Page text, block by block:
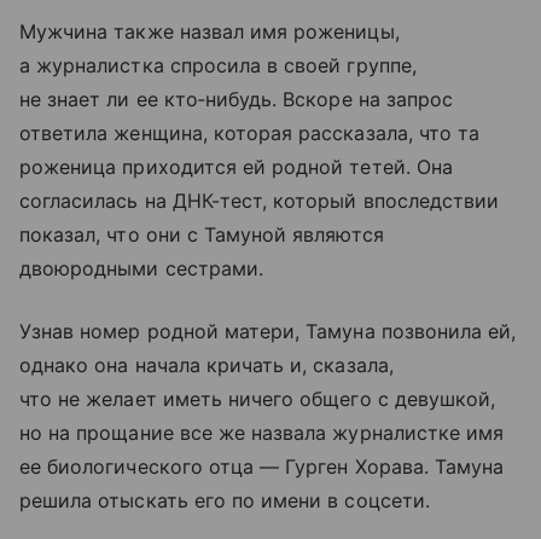
Мужчина также назвал имя роженицы,
а журналистка спросила в своей группе,
не знает ли ее кто‑нибудь. Вскоре на запрос
ответила женщина, которая рассказала, что та
роженица приходится ей родной тетей. Она
согласилась на ДНК-тест, который впоследствии
показал, что они с Тамуной являются
двоюродными сестрами.
Узнав номер родной матери, Тамуна позвонила ей,
однако она начала кричать и, сказала,
что не желает иметь ничего общего с девушкой,
но на прощание все же назвала журналистке имя
ее биологического отца — Гурген Хорава. Тамуна
решила отыскать его по имени в соцсети.